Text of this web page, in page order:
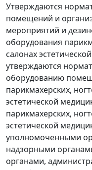
Утверждаются
помещений и
мероприятий и
оборудования
салонах
утверждаются
оборудованию
парикмахерских,
эстетической
парикмахерских,
эстетической
уполномоченными
надзорными
органами,